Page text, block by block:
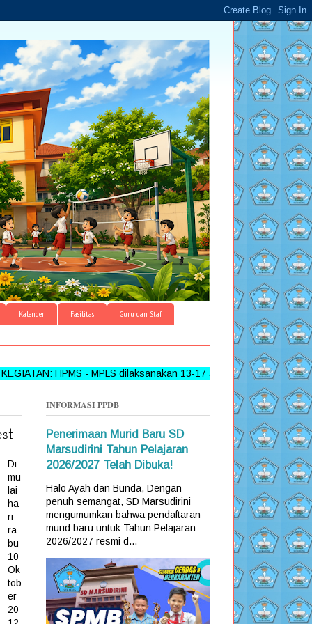
Kalender Fasilitas Guru dan Staf
HPMS - MPLS dilaksanakan 13-17 Juni 2026 >>> FOLLOW, LIKE
Di
mu
lai
ha
ri
ra
bu
10
Ok
tob
er
20
INFORMASI PPDB
Penerimaan Murid Baru SD
Marsudirini Tahun Pelajaran
2026/2027 Telah Dibuka!
Halo Ayah dan Bunda, Dengan
penuh semangat, SD Marsudirini
mengumumkan bahwa pendaftaran
murid baru untuk Tahun Pelajaran
2026/2027 resmi d...